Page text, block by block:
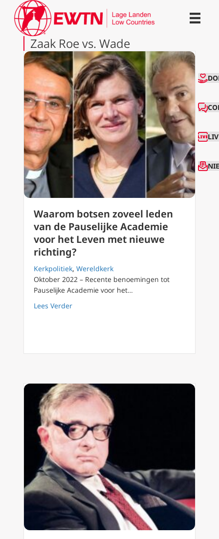
Zaak Roe vs. Wade
Waarom botsen zoveel leden
van de Pauselijke Academie
voor het Leven met nieuwe
richting?
Kerkpolitiek, Wereldkerk
Oktober 2022 – Recente benoemingen tot
Pauselijke Academie voor het…
Lees Verderabout Waarom botsen zoveel leden van de